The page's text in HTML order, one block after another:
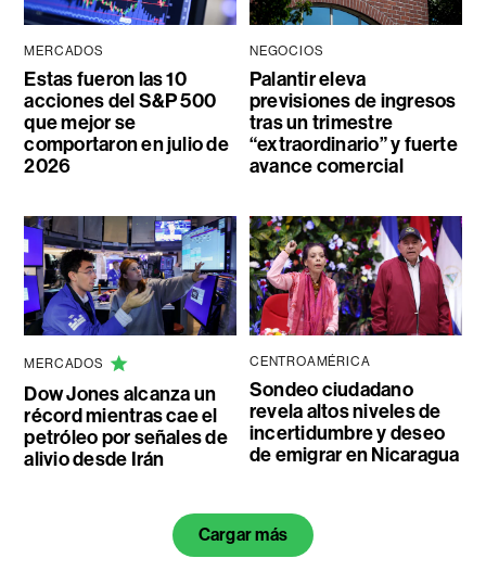
MERCADOS
Estas fueron las 10
acciones del S&P 500
que mejor se
comportaron en julio de
2026
NEGOCIOS
Palantir eleva
previsiones de ingresos
tras un trimestre
“extraordinario” y fuerte
avance comercial
MERCADOS
Dow Jones alcanza un
récord mientras cae el
petróleo por señales de
alivio desde Irán
CENTROAMÉRICA
Sondeo ciudadano
revela altos niveles de
incertidumbre y deseo
de emigrar en Nicaragua
Cargar más